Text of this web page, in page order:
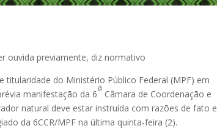
ouvida previamente, diz normativo
titularidade do Ministério Público Federal (MPF) em
manifestação da 6
a
Câmara de Coordenação e
natural deve estar instruída com razões de fato e
da 6CCR/MPF na última quinta-feira (2).